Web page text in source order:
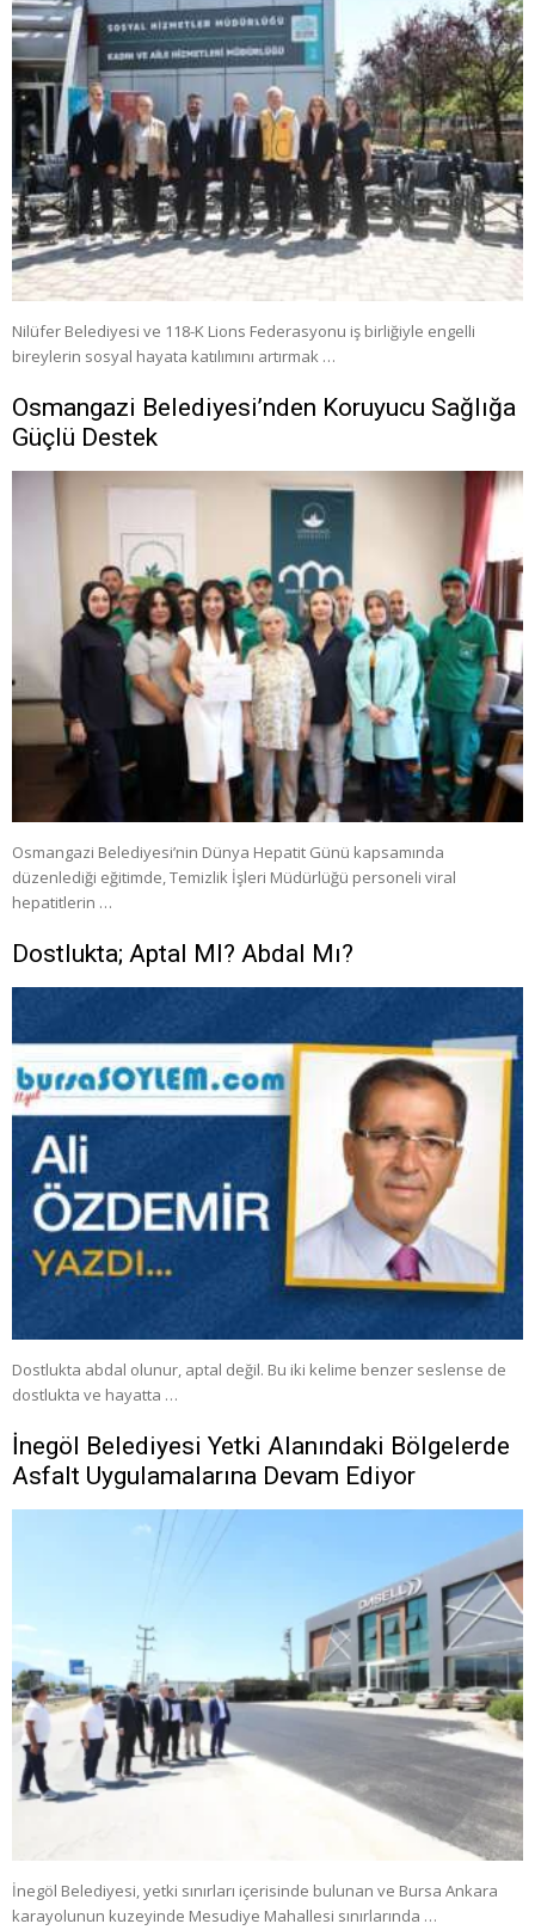
Nilüfer Belediyesi ve 118-K Lions Federasyonu iş birliğiyle engelli
bireylerin sosyal hayata katılımını artırmak …
Osmangazi Belediyesi’nden Koruyucu Sağlığa
Güçlü Destek
Osmangazi Belediyesi’nin Dünya Hepatit Günü kapsamında
düzenlediği eğitimde, Temizlik İşleri Müdürlüğü personeli viral
hepatitlerin …
Dostlukta; Aptal MI? Abdal Mı?
Dostlukta abdal olunur, aptal değil. Bu iki kelime benzer seslense de
dostlukta ve hayatta …
İnegöl Belediyesi Yetki Alanındaki Bölgelerde
Asfalt Uygulamalarına Devam Ediyor
İnegöl Belediyesi, yetki sınırları içerisinde bulunan ve Bursa Ankara
karayolunun kuzeyinde Mesudiye Mahallesi sınırlarında …